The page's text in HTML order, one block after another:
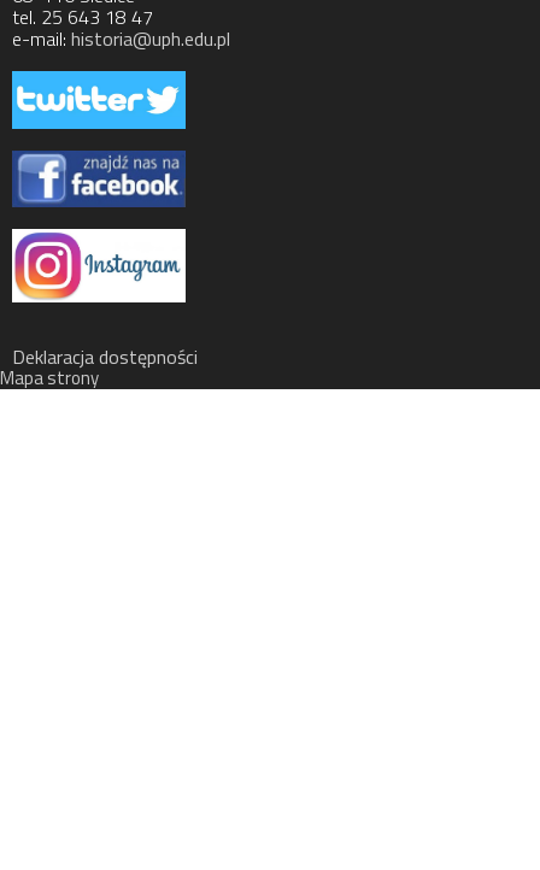
tel. 25 643 18 47
e-mail: historia@uph.edu.pl
Deklaracja dostępności
Mapa strony